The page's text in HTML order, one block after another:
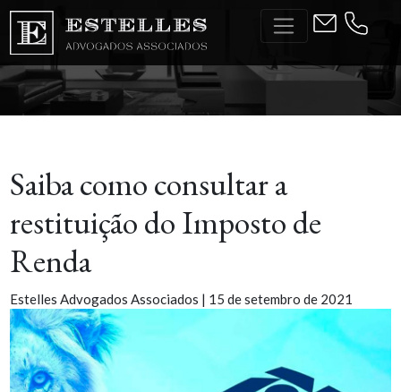
Skip
the
content
Saiba como consultar a
restituição do Imposto de
Renda
Estelles Advogados Associados | 15 de setembro de 2021